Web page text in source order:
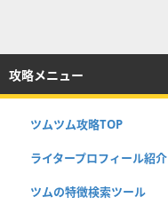
攻略メニュー
ツムツム攻略TOP
ライタープロフィール紹介
ツムの特徴検索ツール